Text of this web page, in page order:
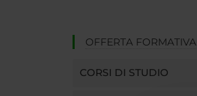
OFFERTA FORMATIVA
CORSI DI STUDIO